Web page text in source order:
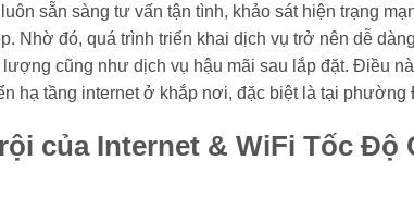
sẵn sàng tư vấn tận tình, khảo sát hiện trạng
Nhờ đó, quá trình triển khai dịch vụ trở nên dễ
cũng như dịch vụ hậu mãi sau lắp đặt. Điều
hạ tầng internet ở khắp nơi, đặc biệt là tại
của Internet & WiFi Tốc Độ